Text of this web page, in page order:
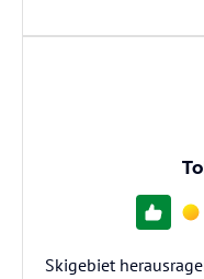
Skigebiet